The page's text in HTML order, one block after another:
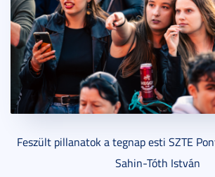
Feszült pillanatok a tegnap esti SZTE
Sahin-Tóth István